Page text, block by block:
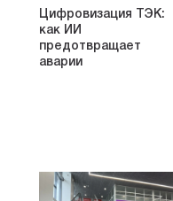
Цифровизация ТЭК:
как ИИ
предотвращает
аварии